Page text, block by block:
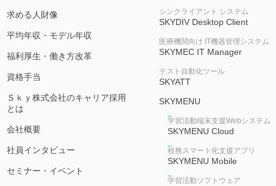
求める人財像
平均年収・モデル年収
福利厚生・働き方改革
資格手当
Ｓｋｙ株式会社のキャリア採用
とは
会社概要
社員インタビュー
セミナー・イベント
シンクライアント システム
SKYDIV Desktop Client
医療機関向け IT機器管理システム
SKYMEC IT Manager
テスト自動化ツール
SKYATT
SKYMENU
学習活動端末支援Webシステム
SKYMENU Cloud
校務スマート化支援アプリ
SKYMENU Mobile
学習活動ソフトウェア